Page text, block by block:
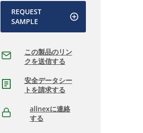
REQUEST
SAMPLE
この製品のリン
クを送信する
安全データシー
トを請求する
allnexに連絡
する